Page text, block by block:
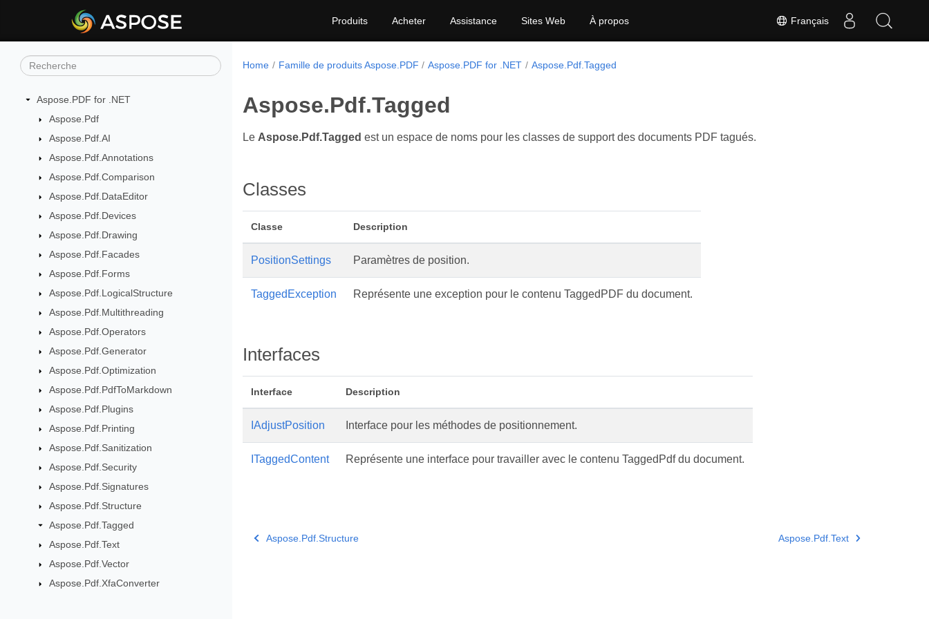
Français
Produits Acheter Assistance Sites Web À propos
Aspose.PDF for .NET
Aspose.Pdf
Aspose.Pdf.AI
Aspose.Pdf.Annotations
Aspose.Pdf.Comparison
Aspose.Pdf.DataEditor
Aspose.Pdf.Devices
Aspose.Pdf.Drawing
Aspose.Pdf.Facades
Aspose.Pdf.Forms
Aspose.Pdf.LogicalStructure
Aspose.Pdf.Multithreading
Aspose.Pdf.Operators
Aspose.Pdf.Generator
Aspose.Pdf.Optimization
Aspose.Pdf.PdfToMarkdown
Aspose.Pdf.Plugins
Aspose.Pdf.Printing
Aspose.Pdf.Sanitization
Aspose.Pdf.Security
Aspose.Pdf.Signatures
Aspose.Pdf.Structure
Aspose.Pdf.Tagged
Aspose.Pdf.Text
Aspose.Pdf.Vector
Aspose.Pdf.XfaConverter
Home Famille de produits Aspose.PDF Aspose.PDF for .NET Aspose.Pdf.Tagged
Aspose.Pdf.Tagged
Le Aspose.Pdf.Tagged est un espace de noms pour les classes de support des documents PDF tagués.
Classes
Classe Description
PositionSettings Paramètres de position.
TaggedException Représente une exception pour le contenu TaggedPDF du document.
Interfaces
Interface Description
IAdjustPosition Interface pour les méthodes de positionnement.
ITaggedContent Représente une interface pour travailler avec le contenu TaggedPdf du document.
Aspose.Pdf.Structure Aspose.Pdf.Text